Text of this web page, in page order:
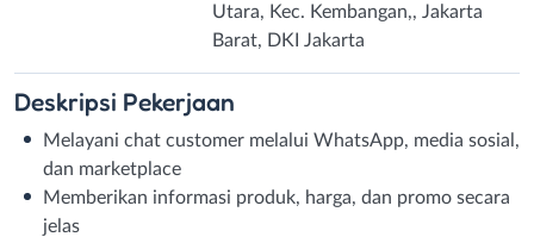
Utara, Kec. Kembangan,, Jakarta
Barat, DKI Jakarta
Deskripsi Pekerjaan
Melayani chat customer melalui WhatsApp, media sosial,
dan marketplace
Memberikan informasi produk, harga, dan promo secara
jelas